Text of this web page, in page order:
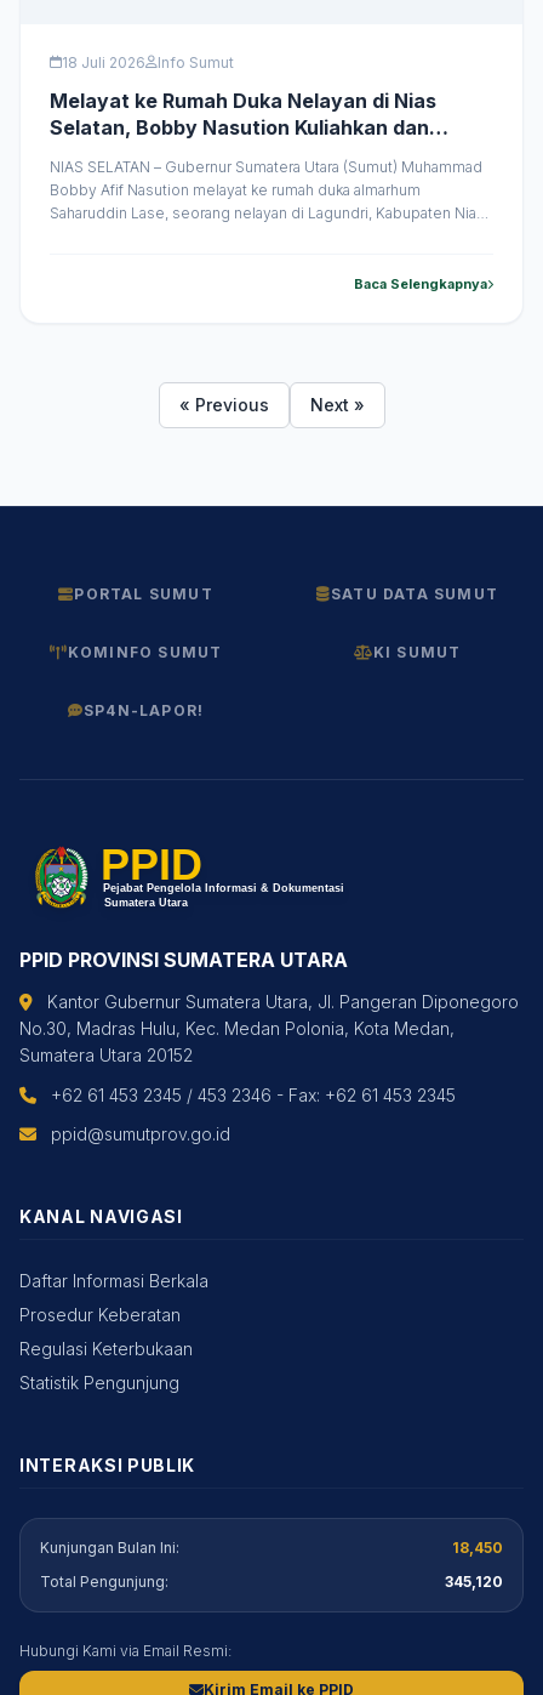
18 Juli 2026 Info Sumut
Melayat ke Rumah Duka Nelayan di Nias
Selatan, Bobby Nasution Kuliahkan dan
Siapkan Pekerjaan untuk Anak Almarhum
NIAS SELATAN – Gubernur Sumatera Utara (Sumut) Muhammad
Bobby Afif Nasution melayat ke rumah duka almarhum
Saharuddin Lase, seorang nelayan di Lagundri, Kabupaten Nias
melanjutkan pendidikan ke perguruan tinggi sekaligusBaca Selengkapnya
« Previous Next »
PORTAL SUMUT SATU DATA SUMUT
KOMINFO SUMUT KI SUMUT
SP4N-LAPOR!
PPID PROVINSI SUMATERA UTARA
Kantor Gubernur Sumatera Utara, Jl. Pangeran Diponegoro
No.30, Madras Hulu, Kec. Medan Polonia, Kota Medan,
Sumatera Utara 20152
+62 61 453 2345 / 453 2346 - Fax: +62 61 453 2345
ppid@sumutprov.go.id
KANAL NAVIGASI
Daftar Informasi Berkala
Prosedur Keberatan
Regulasi Keterbukaan
Statistik Pengunjung
INTERAKSI PUBLIK
Kunjungan Bulan Ini:
18,450
Total Pengunjung:
345,120
Hubungi Kami via Email Resmi:
Kirim Email ke PPID